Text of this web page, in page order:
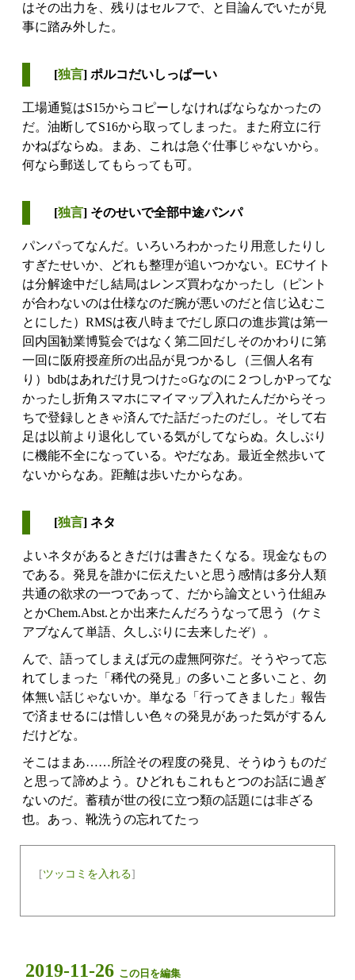
はその出力を、残りはセルフで、と目論んでいたが見
事に踏み外した。
[独言] ポルコだいしっぱーい
工場通覧はS15からコピーしなければならなかったの
だ。油断してS16から取ってしまった。また府立に行
かねばならぬ。まあ、これは急ぐ仕事じゃないから。
何なら郵送してもらっても可。
[独言] そのせいで全部中途パンパ
パンパってなんだ。いろいろわかったり用意したりし
すぎたせいか、どれも整理が追いつかない。ECサイト
は分解途中だし結局はレンズ買わなかったし（ピント
が合わないのは仕様なのだ腕が悪いのだと信じ込むこ
とにした）RMSは夜八時までだし原口の進歩賞は第一
回内国勧業博覧会ではなく第二回だしそのかわりに第
一回に阪府授産所の出品が見つかるし（三個人名有
り）bdbはあれだけ見つけた○Gなのに２つしかPってな
かったし折角スマホにマイマップ入れたんだからそっ
ちで登録しときゃ済んでた話だったのだし。そして右
足は以前より退化している気がしてならぬ。久しぶり
に機能不全になっている。やだなあ。最近全然歩いて
ないからなあ。距離は歩いたからなあ。
[独言] ネタ
よいネタがあるときだけは書きたくなる。現金なもの
である。発見を誰かに伝えたいと思う感情は多分人類
共通の欲求の一つであって、だから論文という仕組み
とかChem.Abst.とか出来たんだろうなって思う（ケミ
アブなんて単語、久しぶりに去来したぞ）。
んで、語ってしまえば元の虚無阿弥だ。そうやって忘
れてしまった「稀代の発見」の多いこと多いこと、勿
体無い話じゃないか。単なる「行ってきました」報告
で済ませるには惜しい色々の発見があった気がするん
だけどな。
そこはまあ……所詮その程度の発見、そうゆうものだ
と思って諦めよう。ひどれもこれもとつのお話に過ぎ
ないのだ。蓄積が世の役に立つ類の話題には非ざる
也。あっ、靴洗うの忘れてたっ
[ツッコミを入れる]
2019-11-26 この日を編集